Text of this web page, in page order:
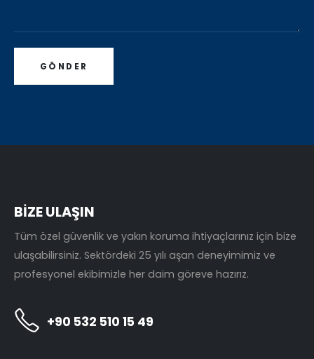
BİZE ULAŞIN
Tüm özel güvenlik ve yakın koruma ihtiyaçlarınız için bize
ulaşabilirsiniz. Sektördeki 25 yılı aşan deneyimimiz ve
profesyonel ekibimizle her daim göreve hazırız.
+90 532 510 15 49